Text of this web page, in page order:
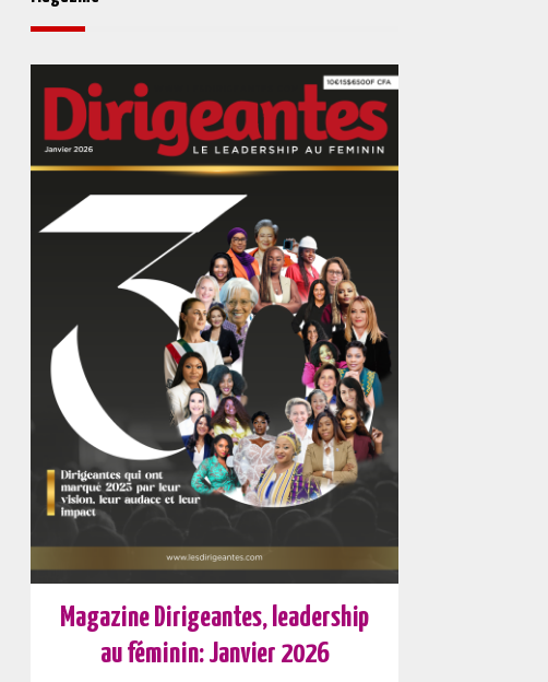
Magazine Dirigeantes, leadership
au féminin: Janvier 2026